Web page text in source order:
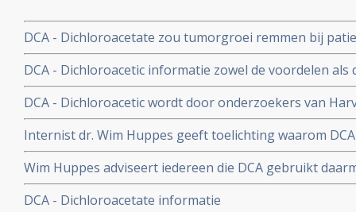
DCA - Dichloroacetate zou tumorgroei remmen bij
Glioblastoma, aldus studie met 5 patienten, maar er is
conclusies en studie. Artikel geplaatst 24 mei 2010
DCA - Dichloroacetic informatie zowel de voordelen als
Dichloorazijn bij gebruik van DCA en HAART door
ernstige bijwerkingen die DCA kan veroorzaken.
DCA - Dichloroacetic wordt door onderzoekers van
mogelijk middel tegen vorming van kankercellen
New Scientist.
Internist dr. Wim Huppes geeft toelichting waarom
waar iemand op moet letten om teleurstelling te
2008
Wim Huppes adviseert iedereen die DCA gebruikt
resultaten bij ca. 80 patienten ronduit teleurstellend
zelfhulpgroep.
DCA - Dichloroacetate informatie